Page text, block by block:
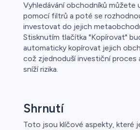
Vyhledávání obchodníků můžete
pomocí filtrů a poté se
investovat do jejich
Stisknutím tlačítka "Kopírovat"
automaticky kopírovat jejich
což zjednoduší investiční proces
sníží rizika.
Shrnutí
Toto jsou klíčové aspekty, které